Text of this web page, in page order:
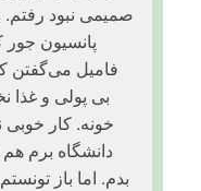
صمیمی نبود
پانسیون
فامیل می‌گفتن
بی پولی و غذا
خونه. کار خوبی
دانشگاه برم
بدم. اما باز